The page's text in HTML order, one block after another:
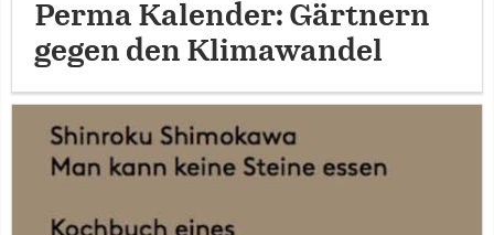
Perma Kalender: Gärtnern
gegen den Klimawandel